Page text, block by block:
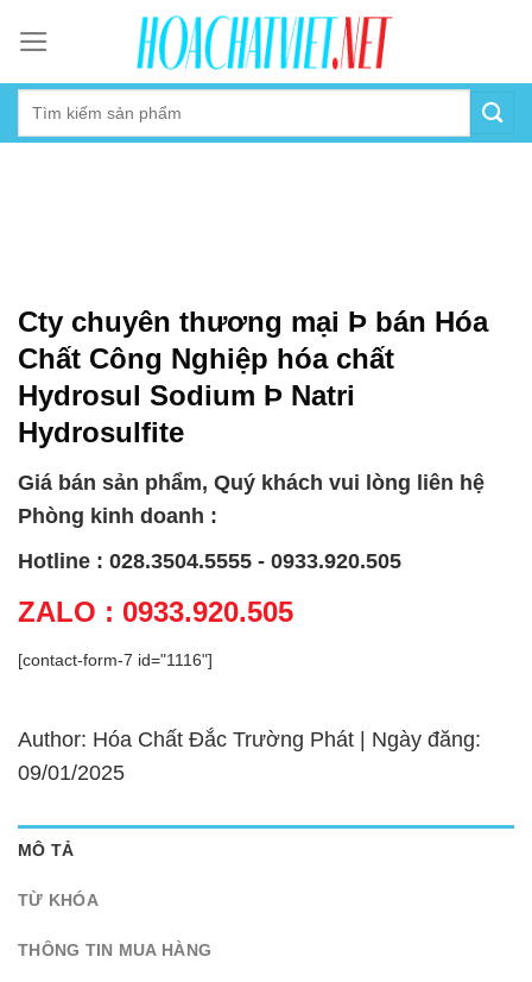
content
Cty chuyên thương mại Þ bán Hóa
Chất Công Nghiệp hóa chất
Hydrosul Sodium Þ Natri
Hydrosulfite
Giá bán sản phẩm, Quý khách vui lòng liên hệ
Phòng kinh doanh :
Hotline : 028.3504.5555 - 0933.920.505
ZALO : 0933.920.505
[contact-form-7 id="1116"]
Author: Hóa Chất Đắc Trường Phát | Ngày đăng:
09/01/2025
MÔ TẢ
TỪ KHÓA
THÔNG TIN MUA HÀNG